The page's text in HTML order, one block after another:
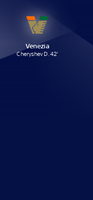
Venezia
Cheryshev D. 42'